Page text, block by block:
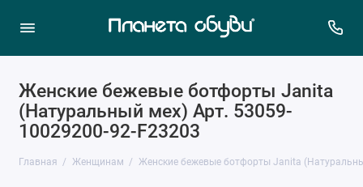
Женские бежевые ботфорты Janita
(Натуральный мех) Арт. 53059-
10029200-92-F23203
Главная Женщинам Женские бежевые ботфорты Janita